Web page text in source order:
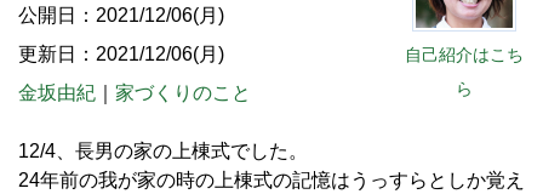
自己紹介はこち
ら
公開日：2021/12/06(月)
更新日：2021/12/06(月)
金坂由紀
家づくりのこと
12/4、長男の家の上棟式でした。
24年前の我が家の時の上棟式の記憶はうっすらとしか覚え